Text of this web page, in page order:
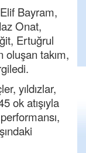
Bayram,
Onat,
Ertuğrul
oluşan takım,
yıldızlar,
ok atışıyla